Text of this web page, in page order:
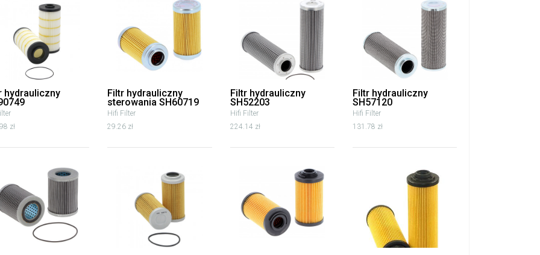
hydrauliczny
zł
Filtr hydrauliczny
sterowania SH60719
Hifi Filter
29.26 zł
Filtr hydrauliczny
SH52203
Hifi Filter
224.14 zł
Filtr hydrauliczny
SH57120
Hifi Filter
131.78 zł